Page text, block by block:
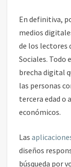
En definitiva,
medios
de los lectores
Sociales. Todo
brecha digital
las personas
tercera edad o
económicos.
Las
diseños
búsqueda por